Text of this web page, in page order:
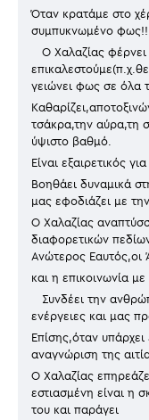
Όταν κρατάμε στο
συμπυκνωμένο
Ο Χαλαζίας φέρνει
γειώνει φως σε όλα
τσάκρα,την αύρα,τη
ύψιστο βαθμό.
Είναι εξαιρετικός
Βοηθάει δυναμικά
μας εφοδιάζει με
Ο Χαλαζίας
διαφορετικών
Ανώτερος Εαυτός,οι
και η επικοινωνία
Συνδέει την
ενέργειες και μας
Επίσης,όταν
αναγνώριση της
Ο Χαλαζίας
εστιασμένη είναι η
του και παράγει